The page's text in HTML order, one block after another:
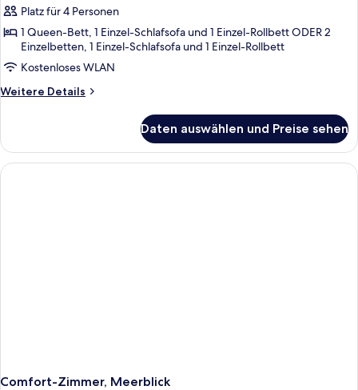
Platz für 4 Personen
1 Queen-Bett, 1 Einzel-Schlafsofa und 1 Einzel-Rollbett ODER 2
Einzelbetten, 1 Einzel-Schlafsofa und 1 Einzel-Rollbett
Kostenloses WLAN
Weitere Details
Weitere
Suite,
Balkon
Daten auswählen und Preise sehen
Comfort-Zimmer, Meerblick